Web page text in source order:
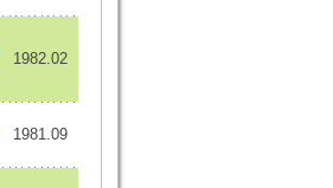
1982.02
1981.09